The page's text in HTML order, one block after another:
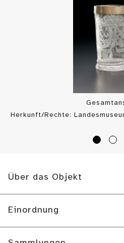
Herkunft/Rechte:
Über das Objekt
Einordnung